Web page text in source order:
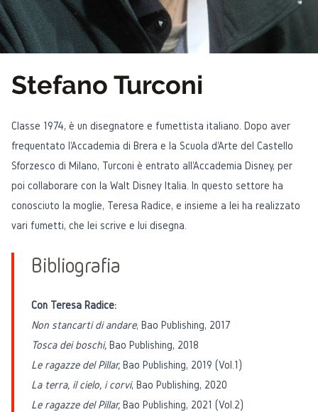
Stefano Turconi
Classe 1974, è un disegnatore e fumettista italiano. Dopo aver
frequentato l'Accademia di Brera e la Scuola d'Arte del Castello
Sforzesco di Milano, Turconi è entrato all'Accademia Disney, per
poi collaborare con la Walt Disney Italia. In questo settore ha
conosciuto la moglie, Teresa Radice, e insieme a lei ha realizzato
vari fumetti, che lei scrive e lui disegna.
Bibliografia
Con Teresa Radice:
Non stancarti di andare, Bao Publishing, 2017
Tosca dei boschi, Bao Publishing, 2018
Le ragazze del Pillar, Bao Publishing, 2019 (Vol.1)
La terra, il cielo, i corvi, Bao Publishing, 2020
Le ragazze del Pillar, Bao Publishing, 2021 (Vol.2)